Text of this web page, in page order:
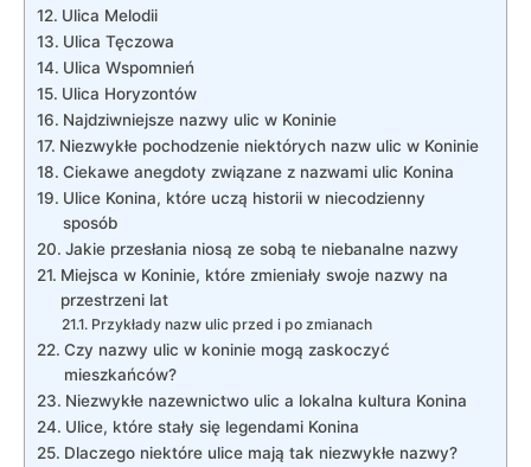
Ulica ‍Melodii
Ulica Tęczowa
Ulica Wspomnień
Ulica Horyzontów
Najdziwniejsze nazwy ulic w Koninie
Niezwykłe pochodzenie ​niektórych nazw ulic w Koninie
Ciekawe anegdoty związane z nazwami ulic Konina
Ulice ​Konina, które uczą historii ‌w niecodzienny
sposób
Jakie przesłania niosą ze sobą te niebanalne nazwy
Miejsca w Koninie, które zmieniały swoje nazwy na
przestrzeni lat
Przykłady nazw ulic przed i ⁣po zmianach
Czy nazwy ulic w koninie mogą zaskoczyć
mieszkańców?
Niezwykłe nazewnictwo⁤ ulic ⁢a lokalna kultura Konina
Ulice, które stały się legendami Konina
Dlaczego niektóre ulice mają tak ‍niezwykłe‍ nazwy?